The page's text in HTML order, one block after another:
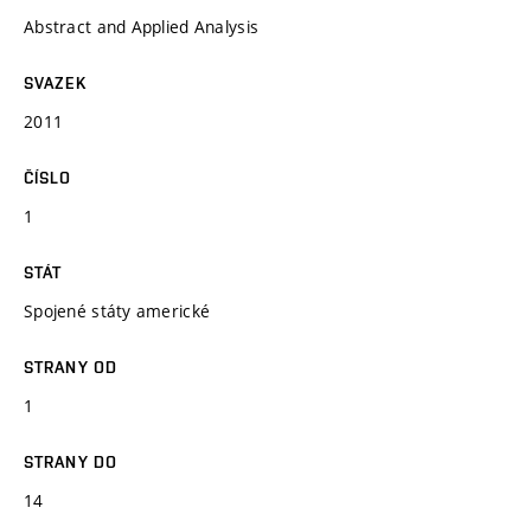
Abstract and Applied Analysis
SVAZEK
2011
ČÍSLO
1
STÁT
Spojené státy americké
STRANY OD
1
STRANY DO
14